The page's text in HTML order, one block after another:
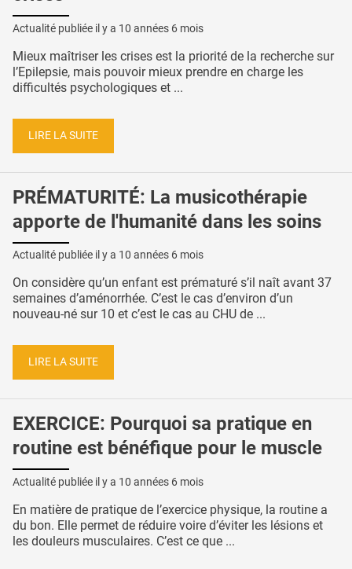
Actualité publiée il y a 10 années 6 mois
Mieux maîtriser les crises est la priorité de la recherche sur
l’Epilepsie, mais pouvoir mieux prendre en charge les
difficultés psychologiques et ...
LIRE LA SUITE
PRÉMATURITÉ: La musicothérapie
apporte de l'humanité dans les soins
Actualité publiée il y a 10 années 6 mois
On considère qu’un enfant est prématuré s’il naît avant 37
semaines d’aménorrhée. C’est le cas d’environ d’un
nouveau-né sur 10 et c’est le cas au CHU de ...
LIRE LA SUITE
EXERCICE: Pourquoi sa pratique en
routine est bénéfique pour le muscle
Actualité publiée il y a 10 années 6 mois
En matière de pratique de l’exercice physique, la routine a
du bon. Elle permet de réduire voire d’éviter les lésions et
les douleurs musculaires. C’est ce que ...